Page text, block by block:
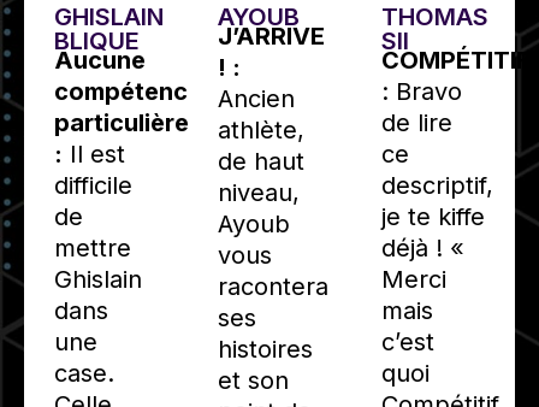
GHISLAIN
BLIQUE
Aucune
compétence
particulière
: Il est
difficile
de
mettre
Ghislain
dans
une
case.
AYOUB
J’ARRIVE
! :
Ancien
athlète,
de haut
niveau,
Ayoub
vous
racontera
ses
histoires
et son
THOMAS
SII
COMPÉTITIF
: Bravo
de lire
ce
descriptif,
je te kiffe
déjà ! «
Merci
mais
c’est
quoi